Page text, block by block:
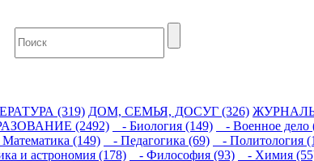
(319) ДОМ, СЕМЬЯ, ДОСУГ (326)
(2492) - Биология (149) - Военное дело
(149) - Педагогика (69) - Политология
и астрономия (178) - Философия (93) - Химия